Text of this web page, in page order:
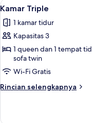
Eksklusif
Lihat
semua
foto
untuk
Kamar
Triple
8
Kamar Triple
1 kamar tidur
Kapasitas 3
1 queen dan 1 tempat
sofa twin
Wi-Fi Gratis
Rincian selengkapnya
Rincian